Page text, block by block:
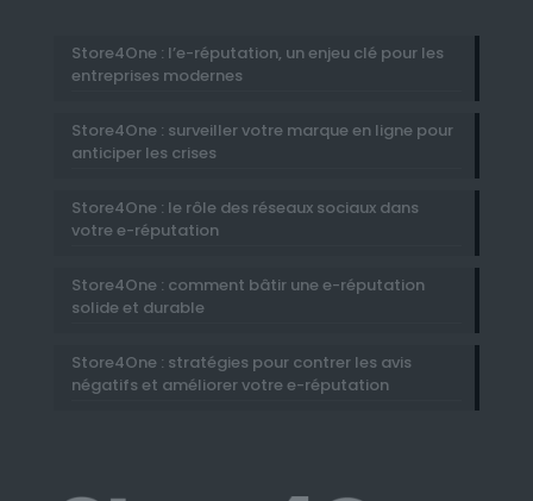
Store4One : l’e-réputation, un enjeu clé pour les
entreprises modernes
Store4One : surveiller votre marque en ligne pour
anticiper les crises
Store4One : le rôle des réseaux sociaux dans
votre e-réputation
Store4One : comment bâtir une e-réputation
solide et durable
Store4One : stratégies pour contrer les avis
négatifs et améliorer votre e-réputation